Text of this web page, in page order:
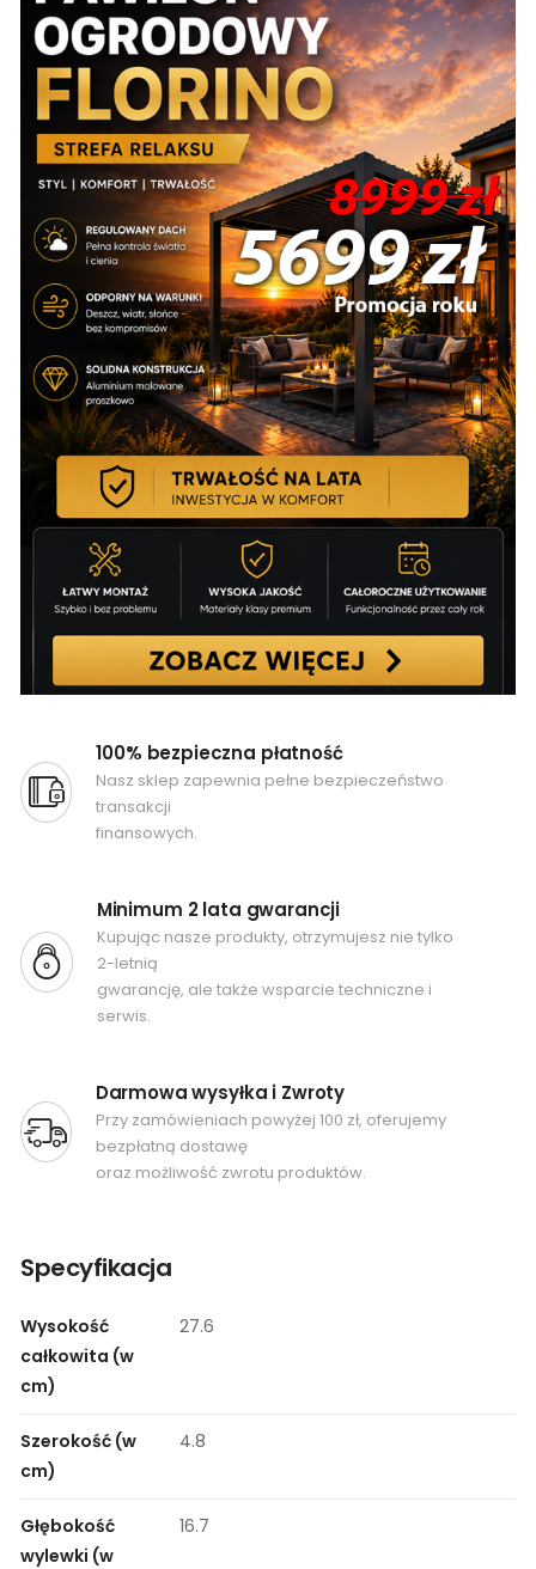
100% bezpieczna płatność
Nasz sklep zapewnia pełne bezpieczeństwo
transakcji
finansowych.
Minimum 2 lata gwarancji
Kupując nasze produkty, otrzymujesz nie tylko
2-letnią
gwarancję, ale także wsparcie techniczne i
serwis.
Darmowa wysyłka i Zwroty
Przy zamówieniach powyżej 100 zł, oferujemy
bezpłatną dostawę
oraz możliwość zwrotu produktów.
Specyfikacja
Wysokość
całkowita (w
cm)
27.6
Szerokość (w
cm)
4.8
Głębokość
wylewki (w
16.7